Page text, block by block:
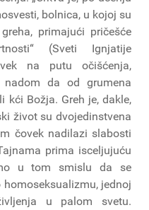
bolnica, u kojoj su
primajući pričešće
(Sveti Ignjatije
na putu očišćenja,
da od grumena
kći Božja. Greh je, dakle,
život su dvojedinstvena
čovek nadilazi slabosti
prima isceljujuću
u tom smislu da se
jednoj
u palom svetu.